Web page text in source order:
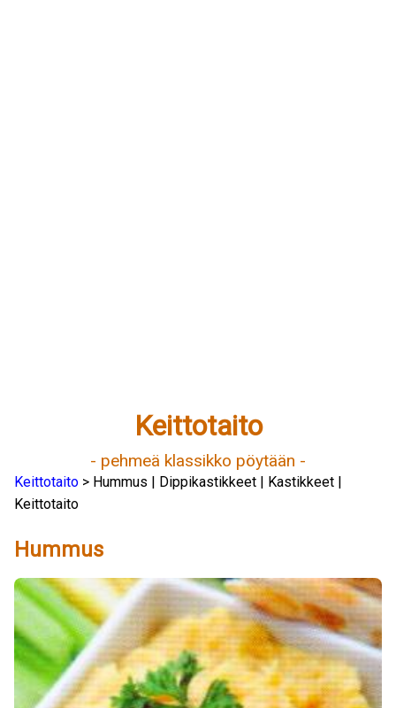
Keittotaito
- pehmeä klassikko pöytään -
Keittotaito > Hummus | Dippikastikkeet | Kastikkeet |
Keittotaito
Hummus